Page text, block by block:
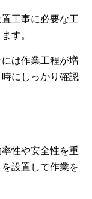
工事に必要な工
す。
は作業工程が増
にしっかり確認
性や安全性を重
設置して作業を